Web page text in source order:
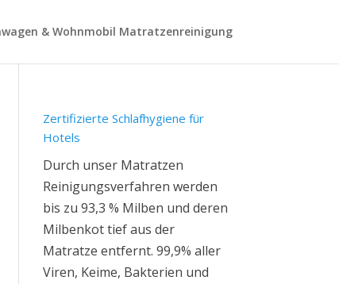
& Wohnmobil Matratzenreinigung
Zertifizierte Schlafhygiene für
Hotels
Durch unser Matratzen
Reinigungsverfahren werden
bis zu 93,3 % Milben und deren
Milbenkot tief aus der
Matratze entfernt. 99,9% aller
Viren, Keime, Bakterien und